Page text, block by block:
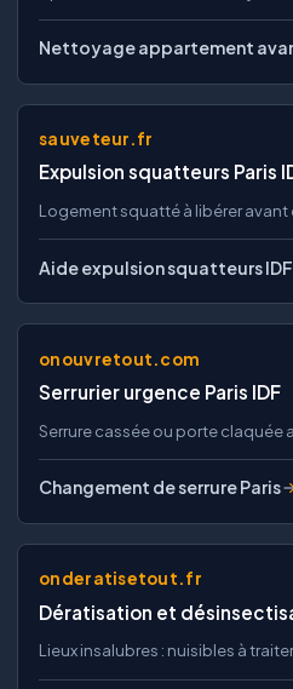
Nettoyage appartement
sauveteur.fr
Expulsion squatteurs Paris
Logement squatté à libérer avant
Aide expulsion squatteurs IDF
onouvretout.com
Serrurier urgence Paris IDF
Serrure cassée ou porte claquée
Changement de serrure Paris
onderatisetout.fr
Dératisation et
Lieux insalubres : nuisibles à